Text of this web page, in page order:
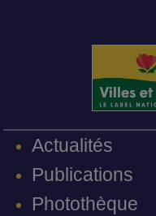
Actualités
Publications
Photothèque